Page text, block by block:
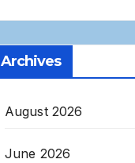
Archives
August 2026
June 2026